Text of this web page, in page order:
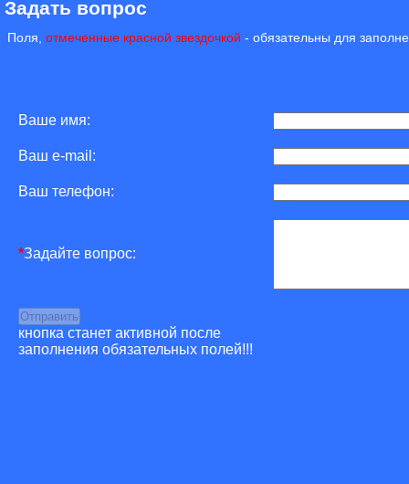
Задать вопрос
Поля, отмеченные красной звездочкой - обязательны для
Ваше имя:
Ваш e-mail:
Ваш телефон:
*Задайте вопрос:
кнопка станет активной после
заполнения обязательных полей!!!